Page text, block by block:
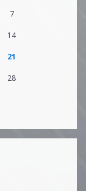
7
14
21
28